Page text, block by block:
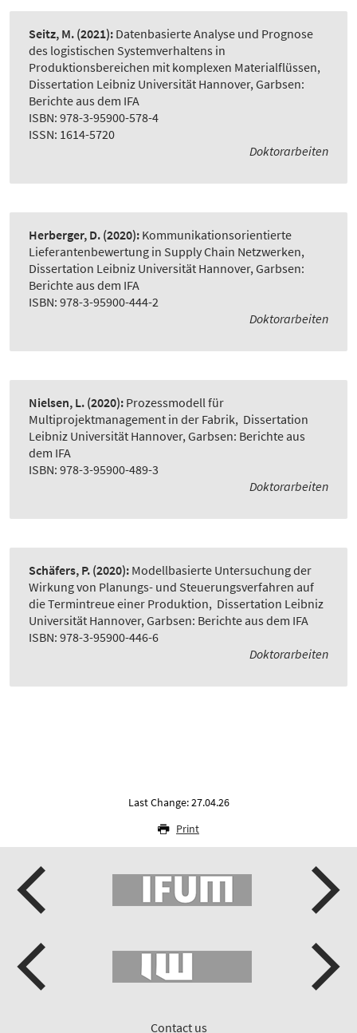
Seitz, M. (2021): Datenbasierte Analyse und Prognose
des logistischen Systemverhaltens in
Produktionsbereichen mit komplexen Materialflüssen,
Dissertation Leibniz Universität Hannover, Garbsen:
Berichte aus dem IFA
ISBN: 978-3-95900-578-4
ISSN: 1614-5720
Doktorarbeiten
Herberger, D. (2020): Kommunikationsorientierte
Lieferantenbewertung in Supply Chain Netzwerken,
Dissertation Leibniz Universität Hannover, Garbsen:
Berichte aus dem IFA
ISBN: 978-3-95900-444-2
Doktorarbeiten
Nielsen, L. (2020): Prozessmodell für
Multiprojektmanagement in der Fabrik, Dissertation
Leibniz Universität Hannover, Garbsen: Berichte aus
dem IFA
ISBN: 978-3-95900-489-3
Doktorarbeiten
Schäfers, P. (2020): Modellbasierte Untersuchung der
Wirkung von Planungs- und Steuerungsverfahren auf
die Termintreue einer Produktion, Dissertation Leibniz
Universität Hannover, Garbsen: Berichte aus dem IFA
ISBN: 978-3-95900-446-6
Doktorarbeiten
Last Change: 27.04.26
Print
Contact us